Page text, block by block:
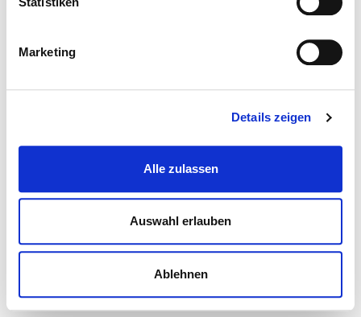
Marketing
Details zeigen
Alle zulassen
Auswahl erlauben
Ablehnen